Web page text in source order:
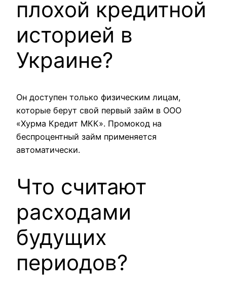
плохой кредитной
историей в
Украине?
Он доступен только физическим лицам,
которые берут свой первый займ в ООО
«Хурма Кредит МКК». Промокод на
беспроцентный займ применяется
автоматически.
Что считают
расходами
будущих
периодов?